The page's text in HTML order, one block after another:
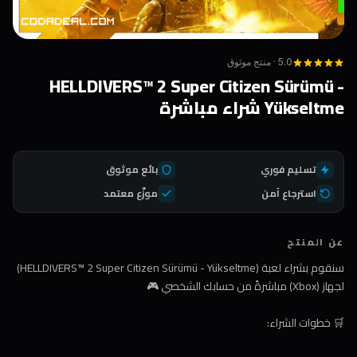
5.0 · منتج موثوق
HELLDIVERS™ 2 Super Citizen Sürümü -
Yükseltme شراء مباشرة
تسليم فوري
بائع موثوق
استرجاع آمن
موزّع معتمد
عن المنتج
سنقوم بشراء لعبة (HELLDIVERS™ 2 Super Citizen Sürümü - Yükseltme)
لجهاز (Xbox) مباشرةً من حسابك الشخصي 🎮
🛒 خطوات الشراء: